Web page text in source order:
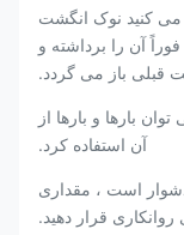
می کنید نوک انگشت
آن را برداشته و
قبلی باز می گردد.
بارها و بارها از
آن استفاده کرد.
است ، مقداری
روانکاری قرار دهید.